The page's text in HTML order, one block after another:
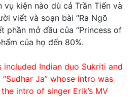
vụ kiện nào dù cả Trần Tiến và
viết và soạn bài “Ra Ngõ
phần mở đầu của “Princess of
của họ đến 80%.
included Indian duo Sukriti and
“Sudhar Ja” whose intro was
intro of singer Erik’s MV